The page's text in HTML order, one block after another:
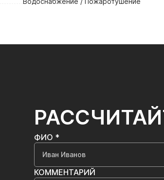
ФИО *
КОММЕНТАРИЙ